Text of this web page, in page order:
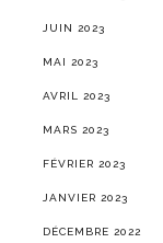
JUIN 2023
MAI 2023
AVRIL 2023
MARS 2023
FÉVRIER 2023
JANVIER 2023
DÉCEMBRE 2022